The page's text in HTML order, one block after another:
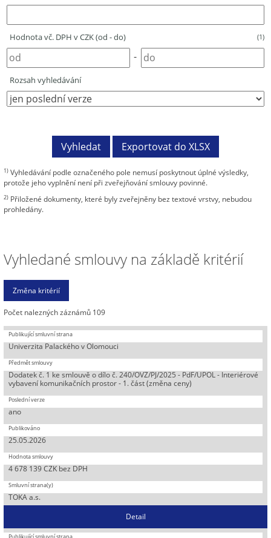
Hodnota vč. DPH v CZK (od - do) (1)
-
Rozsah vyhledávání
1) Vyhledávání podle označeného pole nemusí poskytnout úplné výsledky,
protože jeho vyplnění není při zveřejňování smlouvy povinné.
2) Přiložené dokumenty, které byly zveřejněny bez textové vrstvy, nebudou
prohledány.
Vyhledané smlouvy na základě kritérií
Počet nalezných záznámů 109
Univerzita Palackého v Olomouci
Dodatek č. 1 ke smlouvě o dílo č. 240/OVZ/PJ/2025 - PdF/UPOL - Interiérové
vybavení komunikačních prostor - 1. část (změna ceny)
ano
25.05.2026
4 678 139 CZK bez DPH
TOKA a.s.
Detail